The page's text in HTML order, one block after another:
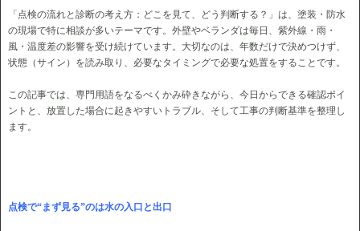
「点検の流れと診断の考え方：どこを見て、どう判断する？」は、塗装・防水
の現場で特に相談が多いテーマです。外壁やベランダは毎日、紫外線・雨・
風・温度差の影響を受け続けています。大切なのは、年数だけで決めつけず、
状態（サイン）を読み取り、必要なタイミングで必要な処置をすることです。
この記事では、専門用語をなるべくかみ砕きながら、今日からできる確認ポイ
ントと、放置した場合に起きやすいトラブル、そして工事の判断基準を整理し
ます。
点検で“まず見る”のは水の入口と出口